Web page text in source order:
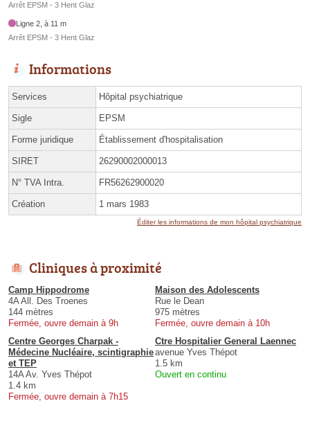
Arrêt EPSM - 3 Hent Glaz
Ligne 2, à 11 m
Arrêt EPSM - 3 Hent Glaz
Informations
Services Hôpital psychiatrique
Sigle EPSM
Forme juridique Établissement d'hospitalisation
SIRET 26290002000013
N° TVA Intra. FR56262900020
Création 1 mars 1983
Éditer les informations de mon hôpital psychiatrique
Cliniques à proximité
Camp Hippodrome
4A All. Des Troenes
144 mètres
Fermée, ouvre demain à 9h
Maison des Adolescents
Rue le Dean
975 mètres
Fermée, ouvre demain à 10h
Centre Georges Charpak -
Médecine Nucléaire, scintigraphie
et TEP
14A Av. Yves Thépot
1.4 km
Fermée, ouvre demain à 7h15
Ctre Hospitalier General Laennec
avenue Yves Thépot
1.5 km
Ouvert en continu